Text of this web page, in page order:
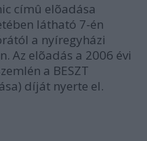
címû elõadása
látható 7-én
a nyíregyházi
Az elõadás a 2006 évi
a BESZT
díját nyerte el.